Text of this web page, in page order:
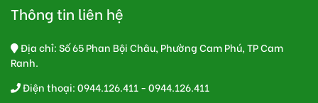
Thông tin liên hệ
Địa chỉ: Số 65 Phan Bội Châu, Phường Cam Phú, TP Cam
Ranh.
Điện thoại: 0944.126.411 - 0944.126.411